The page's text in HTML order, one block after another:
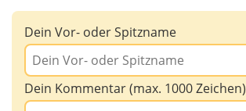
Dein Vor- oder Spitzname
Dein Kommentar (max. 1000 Zeichen)